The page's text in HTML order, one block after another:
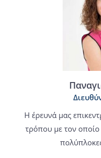
Η έρευνά μας
τρόπου με τον οποίο